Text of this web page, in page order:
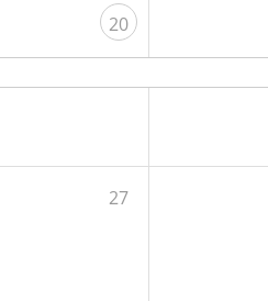
20
27